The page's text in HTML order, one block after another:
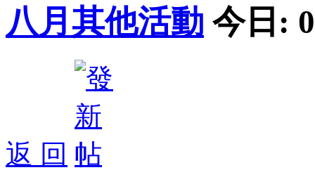
八月其他活動 今日: 0
返 回